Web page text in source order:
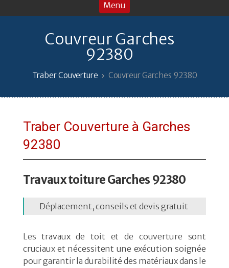
Couvreur Garches
92380
Traber Couverture Couvreur Garches 92380
Traber Couverture à Garches
92380
Travaux toiture Garches 92380
Déplacement, conseils et devis gratuit
Les travaux de toit et de couverture sont
cruciaux et nécessitent une exécution soignée
pour garantir la durabilité des matériaux dans le